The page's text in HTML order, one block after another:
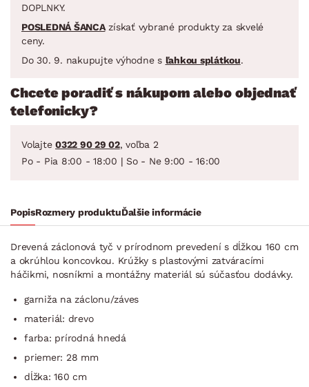
DOPLNKY.
POSLEDNÁ ŠANCAzískať vybrané produkty za skvelé
ceny.
Do 30. 9. nakupujte výhodne s ľahkou splátkou.
Chcete poradiť s nákupom alebo objednať
telefonicky?
Volajte 0322 90 29 02, voľba 2
Po - Pia 8:00 - 18:00 | So - Ne 9:00 - 16:00
PopisRozmery produktuĎalšie informácie
Drevená záclonová tyč v prírodnom prevedení s dĺžkou 160 cm
a okrúhlou koncovkou. Krúžky s plastovými zatváracími
háčikmi, nosníkmi a montážny materiál sú súčasťou dodávky.
garniža na záclonu/záves
materiál: drevo
farba: prírodná hnedá
priemer: 28 mm
dĺžka: 160 cm